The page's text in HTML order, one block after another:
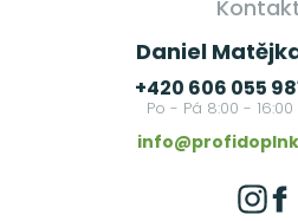
Daniel
+420 606 055
Po - Pá 8:00 - 16:00